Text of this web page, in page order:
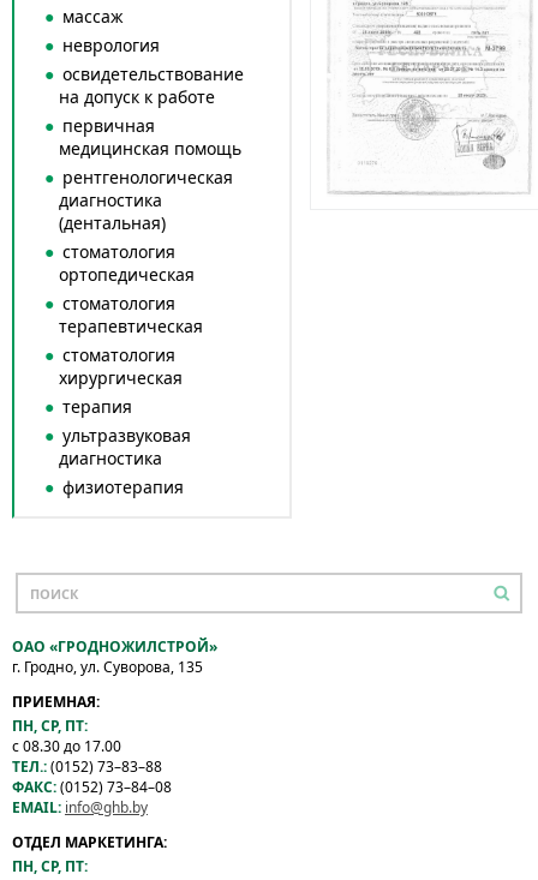
массаж
неврология
освидетельствование
на допуск к работе
первичная
медицинская помощь
рентгенологическая
диагностика
(дентальная)
стоматология
ортопедическая
стоматология
терапевтическая
стоматология
хирургическая
терапия
ультразвуковая
диагностика
физиотерапия
ОАО «ГРОДНОЖИЛСТРОЙ»
г. Гродно, ул. Суворова, 135
ПРИЕМНАЯ:
ПН, СР, ПТ:
с 08.30 до 17.00
ТЕЛ.:(0152) 73–83–88
ФАКС:(0152) 73–84–08
EMAIL: info@ghb.by
ОТДЕЛ МАРКЕТИНГА:
ПН, СР, ПТ: